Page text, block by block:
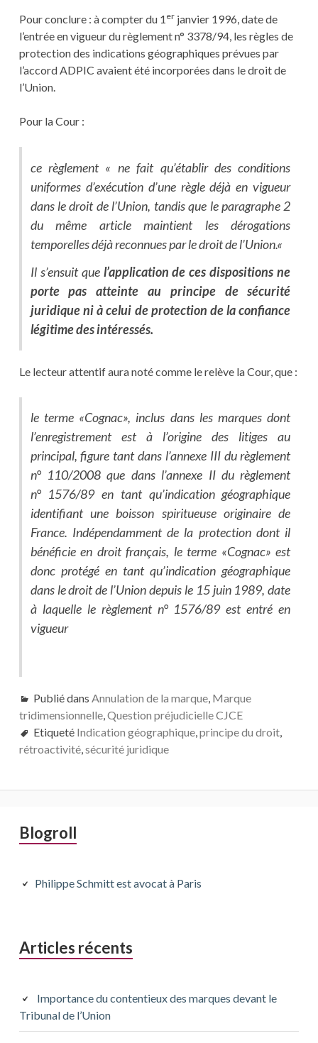
Pour conclure : à compter du 1 erjanvier 1996, date de
l’entrée en vigueur du règlement n° 3378/94, les règles de
protection des indications géographiques prévues par
l’accord ADPIC avaient été incorporées dans le droit de
l’Union.
Pour la Cour :
ce règlement « ne fait qu’établir des conditions
uniformes d’exécution d’une règle déjà en vigueur
dans le droit de l’Union, tandis que le paragraphe 2
du même article maintient les dérogations
temporelles déjà reconnues par le droit de l’Union.«
Il s’ensuit que l’application de ces dispositions ne
porte pas atteinte au principe de sécurité
juridique ni à celui de protection de la confiance
légitime des intéressés.
Le lecteur attentif aura noté comme le relève la Cour, que :
le terme «Cognac», inclus dans les marques dont
l’enregistrement est à l’origine des litiges au
principal, figure tant dans l’annexe III du règlement
n° 110/2008 que dans l’annexe II du règlement
n° 1576/89 en tant qu’indication géographique
identifiant une boisson spiritueuse originaire de
France. Indépendamment de la protection dont il
bénéficie en droit français, le terme «Cognac» est
donc protégé en tant qu’indication géographique
dans le droit de l’Union depuis le 15 juin 1989, date
à laquelle le règlement n° 1576/89 est entré en
vigueur
Publié dans Annulation de la marque, Marque
tridimensionnelle,Question préjudicielle CJCE
Etiqueté Indication géographique,principe du droit,
rétroactivité,sécurité juridique
Barre
principale
Blogroll
Philippe Schmitt est avocat à Paris
Articles récents
Importance du contentieux des marques devant le
Tribunal de l’Union